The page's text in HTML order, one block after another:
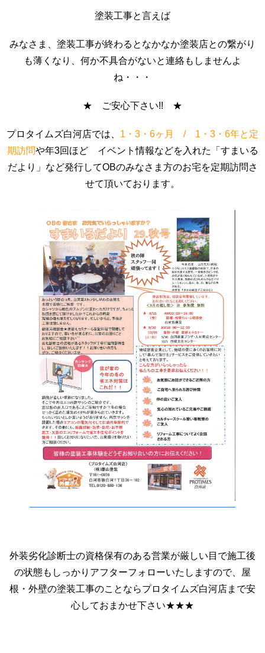
塗装工事と言えば
みなさま、塗装工事が終わるとなかなか塗装店との繋がり
も薄くなり、何か不具合がないと連絡もしませんよ
ね・・・
★ ご安心下さい!! ★
プロタイムズ白河店では、 1・3・6ヶ月 / 1・3・6年と定
期訪問や年3回ほど イベント情報などを入れた「すまいる
だより」など発行してOBのみなさま方のお宅を定期訪問さ
せて頂いております。
外装劣化診断士の資格保有のある営業が厳しい目で施工後
の状態もしっかりアフターフォローいたしますので、屋
根・外壁の塗装工事のことならプロタイムズ白河店まで安
心しておまかせ下さい★★★